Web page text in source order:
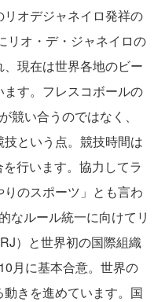
オデジャネイロ発祥の
リオ・デ・ジャネイロの
現在は世界各地のビー
す。フレスコボールの
競い合うのではなく、
という点。競技時間は
行います。協力してラ
のスポーツ」とも言わ
なルール統一に向けてリ
）と世界初の国際組織
月に基本合意。世界の
きを進めています。国